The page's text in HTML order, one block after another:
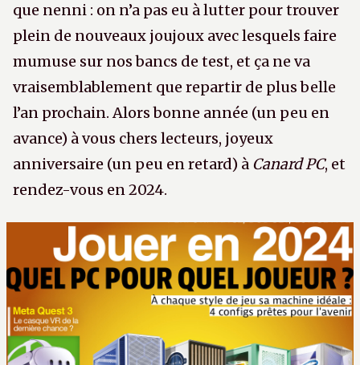
que nenni : on n’a pas eu à lutter pour trouver
plein de nouveaux joujoux avec lesquels faire
mumuse sur nos bancs de test, et ça ne va
vraisemblablement que repartir de plus belle
l’an prochain. Alors bonne année (un peu en
avance) à vous chers lecteurs, joyeux
anniversaire (un peu en retard) à Canard PC, et
rendez-vous en 2024.